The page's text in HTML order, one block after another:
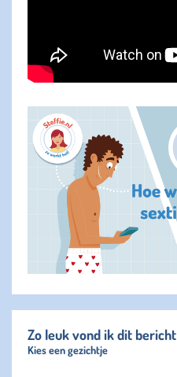
Zo leuk vond ik dit bericht
Kies een gezichtje